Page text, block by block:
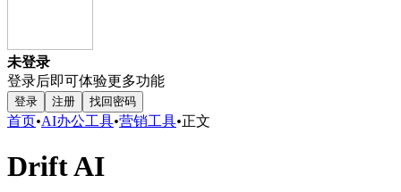
未登录
登录后即可体验更多功能
登录 注册 找回密码
首页•AI办公工具•营销工具•正文
Drift AI